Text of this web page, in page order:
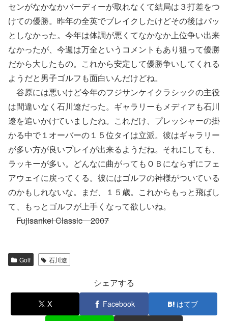
センがなかなかバーディーが取れなくて結局は３打差をつ
けての優勝。昨年の全英でブレイクしたけどその後はパッ
としなかった。今年は体調が悪くてなかなか上位争い出来
なかったが、今週は万全というコメントもあり狙って優勝
だから大したもの。これから安定して優勝争いしてくれる
ようだと男子ゴルフも面白いんだけどね。
谷原には悪いけど今年のフジサンケイクラシックの主役
は間違いなく石川遼だった。ギャラリーもメディアも石川
遼を追いかけていましたね。これだけ、プレッシャーの掛
かる中で１オーバーの１５位タイは立派。彼はギャラリー
が多い方が良いプレイが出来るようだね。それにしても、
ラッキーが多い。どんなに曲がってもＯＢにならずにフェ
アウェイに戻ってくる。彼にはゴルフの神様がついている
のかもしれないな。まだ、１５歳。これからもっと飛ばし
て、もっとゴルフが上手くなって欲しいね。
Fujisankei Classic 2007
Golf 石川遼
シェアする
X Facebook はてブ